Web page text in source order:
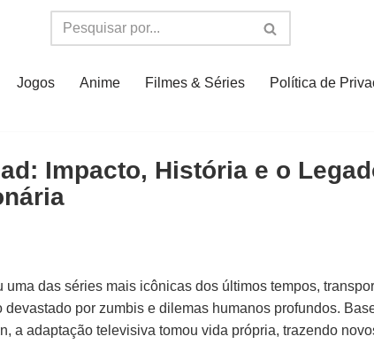
Jogos Anime Filmes & Séries Política de
Impacto, História e o
uma das séries mais icônicas dos últimos tempos,
por zumbis e dilemas humanos profundos.
a adaptação televisiva tomou vida própria, trazendo